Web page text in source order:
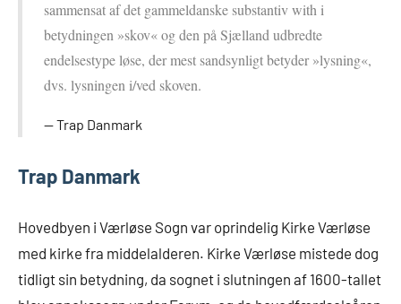
sammensat af det gammeldanske substantiv with i
betydningen »skov« og den på Sjælland udbredte
endelsestype løse, der mest sandsynligt betyder »lysning«,
dvs. lysningen i/ved skoven.
Trap Danmark
Trap Danmark
Hovedbyen i Værløse Sogn var oprindelig Kirke Værløse
med kirke fra middelalderen. Kirke Værløse mistede dog
tidligt sin betydning, da sognet i slutningen af 1600-tallet